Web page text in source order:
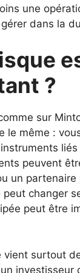
une
dans la
?
sur
le même :
peuvent
un
peut changer
peut être
vient surtout
investisseur